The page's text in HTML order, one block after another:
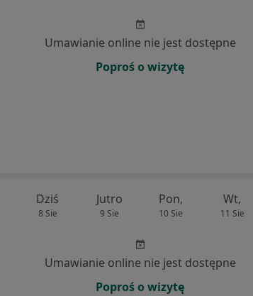
Umawianie online nie jest dostępne
Poproś o wizytę
Dziś
8 Sie
Jutro
9 Sie
Pon,
10 Sie
Wt,
11 Sie
Umawianie online nie jest dostępne
Poproś o wizytę